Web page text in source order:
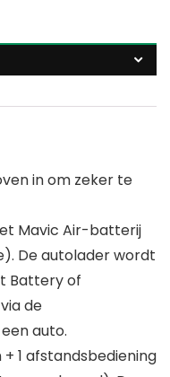
in om zeker te
Mavic Air-batterij
De autolader wordt
Battery of
de
auto.
1 afstandsbediening